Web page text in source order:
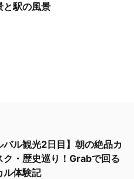
と駅の風景
バル観光2日目】朝の絶品カ
ク・歴史巡り！Grabで回る
ル体験記